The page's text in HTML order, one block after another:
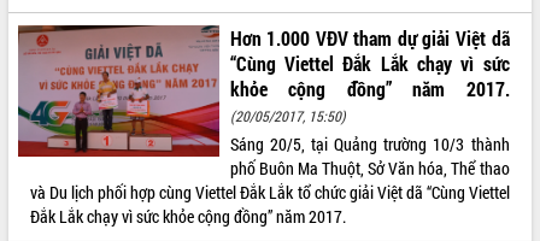
Khám bệnh, cấp phát thuốc miễn phí
và tặng quà người dân xã Cư Pui
Hội nghị UBND tỉnh Đắk Lắk thường kỳ
tháng 7/2026
Lễ truy tặng danh hiệu “Bà Mẹ Việt
Nam Anh hùng” và trao Huân chương
UBND tỉnh Đắk Lắk triển khai nhiệm
vụ 6 tháng cuối năm 2026
ALBUM ẢNH
Hơn 1.000 VĐV tham dự giải Việt dã
“Cùng Viettel Đắk Lắk chạy vì sức
khỏe cộng đồng” năm 2017.
(20/05/2017, 15:50)
Sáng 20/5, tại Quảng trường 10/3 thành
phố Buôn Ma Thuột, Sở Văn hóa, Thể thao
và Du lịch phối hợp cùng Viettel Đắk Lắk tổ chức giải Việt dã “Cùng Viettel
Đắk Lắk chạy vì sức khỏe cộng đồng” năm 2017.